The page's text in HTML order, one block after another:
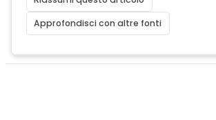
Approfondisci con altre fonti